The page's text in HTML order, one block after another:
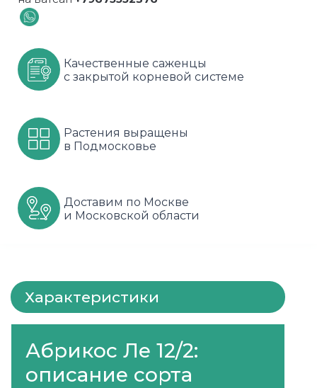
Шелковица
Яблони
Сортовые
Черника
Шиповник
Спрей
Флорибунда
Чайно гибридные
Шрабы
Качественные саженцы
с закрытой корневой системе
Растения выращены
в Подмосковье
Доставим по Москве
и Московской области
Характеристики
Абрикос Ле 12/2:
описание сорта